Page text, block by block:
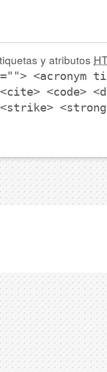
y atributos
<acronym
<code>